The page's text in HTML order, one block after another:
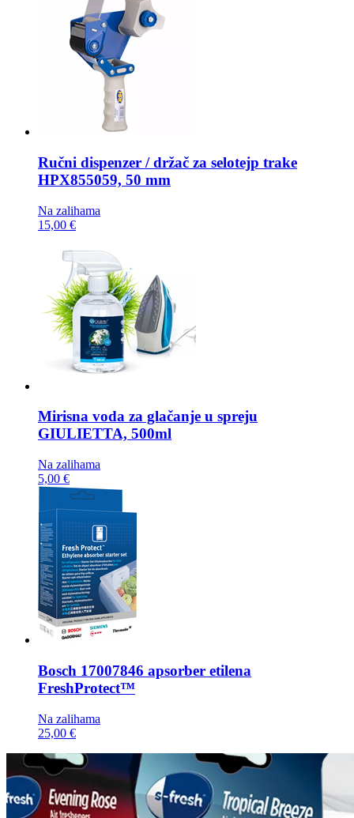
Ručni dispenzer / držač za selotejp trake
HPX855059, 50 mm
Na zalihama
15,00 €
Mirisna voda za glačanje u spreju
GIULIETTA, 500ml
Na zalihama
5,00 €
Bosch 17007846 apsorber etilena
FreshProtect™
Na zalihama
25,00 €